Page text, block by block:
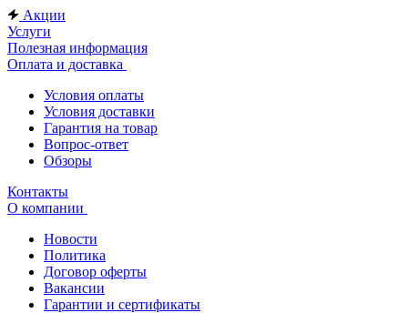
Акции
Услуги
Полезная информация
Оплата и доставка
Условия оплаты
Условия доставки
Гарантия на товар
Вопрос-ответ
Обзоры
Контакты
О компании
Новости
Политика
Договор оферты
Вакансии
Гарантии и сертификаты